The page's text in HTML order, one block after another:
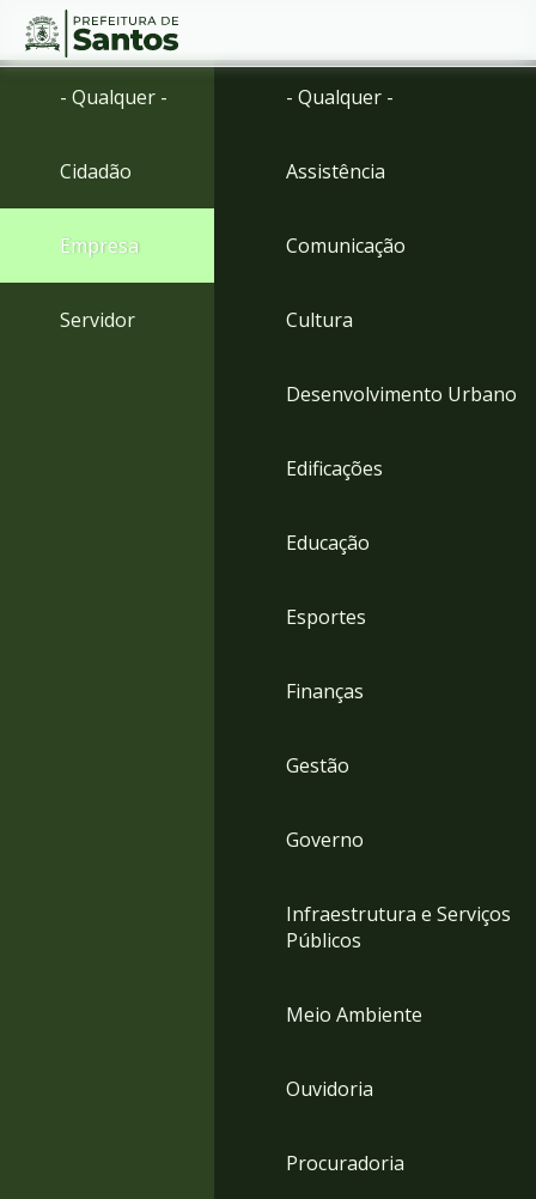
Ir
Ir
menu
Conteúdo
- Qualquer -
Cidadão
Empresa
Servidor
- Qualquer -
Assistência
Comunicação
Cultura
Desenvolvimento Urbano
Edificações
Educação
Esportes
Finanças
Gestão
Governo
Infraestrutura e Serviços
Públicos
Meio Ambiente
Ouvidoria
Procuradoria